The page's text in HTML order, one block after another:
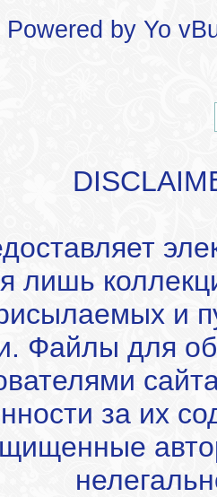
Powered by Yo
лишь
и
Файлы для
за их